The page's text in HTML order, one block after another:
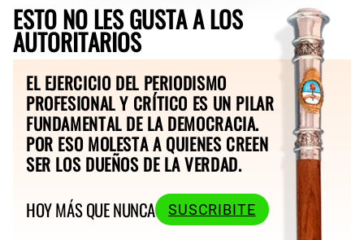
ESTO NO LES GUSTA A LOS
AUTORITARIOS
EL EJERCICIO DEL PERIODISMO
PROFESIONAL Y CRÍTICO ES UN PILAR
FUNDAMENTAL DE LA DEMOCRACIA.
POR ESO MOLESTA A QUIENES CREEN
SER LOS DUEÑOS DE LA VERDAD.
HOY MÁS QUE NUNCA
SUSCRIBITE